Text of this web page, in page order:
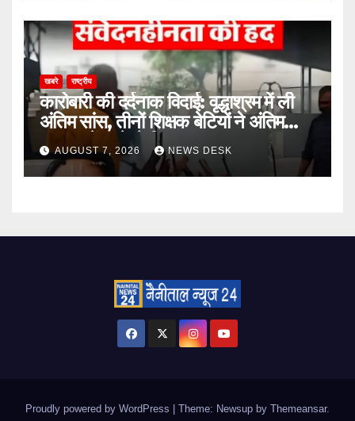
खबरे राष्ट्रीय
कारोबारी की दर्दनाक विदाई: वृद्धाश्रम में ली
अंतिम सांस, तीनों शिक्षक बेटियों ने अंतिम
संस्कार में आने से किया इनकार
AUGUST 7, 2026 NEWS DESK
Proudly powered by WordPress Theme: Newsup by Themeansar.